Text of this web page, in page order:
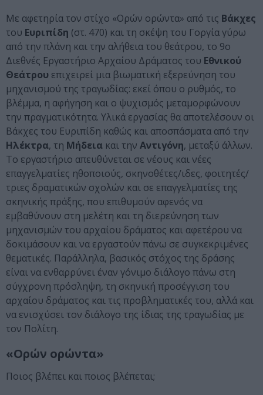
Με αφετηρία τον στίχο «Ορών ορώντα» από τις Βάκχες
του Ευριπίδη (στ. 470) και τη σκέψη του Γοργία γύρω
από την πλάνη και την αλήθεια του θεάτρου, το 9ο
Διεθνές Εργαστήριο Αρχαίου Δράματος του Εθνικού
Θεάτρου επιχειρεί μια βιωματική εξερεύνηση του
μηχανισμού της τραγωδίας: εκεί όπου ο ρυθμός, το
βλέμμα, η αφήγηση και ο ψυχισμός μεταμορφώνουν
την πραγματικότητα. Υλικά εργασίας θα αποτελέσουν οι
Βάκχες του Ευριπίδη καθώς και αποσπάσματα από την
Ηλέκτρα, τη Μήδεια και την Αντιγόνη, μεταξύ άλλων.
Το εργαστήριο απευθύνεται σε νέους και νέες
επαγγελματίες ηθοποιούς, σκηνοθέτες/ιδες, φοιτητές/
τριες δραματικών σχολών και σε επαγγελματίες της
σκηνικής πράξης, που επιθυμούν αφενός να
εμβαθύνουν στη μελέτη και τη διερεύνηση των
μηχανισμών του αρχαίου δράματος και αφετέρου να
δοκιμάσουν και να εργαστούν πάνω σε συγκεκριμένες
θεματικές. Παράλληλα, βασικός στόχος της δράσης
είναι να ενθαρρύνει έναν γόνιμο διάλογο πάνω στη
σύγχρονη πρόσληψη, τη σκηνική προσέγγιση του
αρχαίου δράματος και τις προβληματικές του, αλλά και
να ενισχύσει τον διάλογο της ίδιας της τραγωδίας με
τον Πολίτη.
«Ορών ορώντα»
Ποιος βλέπει και ποιος βλέπεται;